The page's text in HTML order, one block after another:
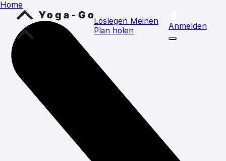
Loslegen Meinen
Plan holen
Anmelden
Home